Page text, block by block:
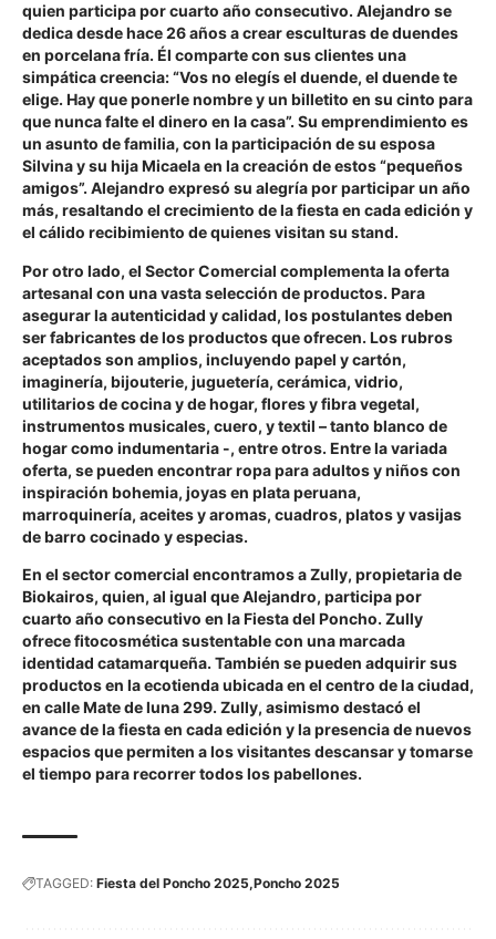
quien participa por cuarto año consecutivo. Alejandro se
dedica desde hace 26 años a crear esculturas de duendes
en porcelana fría. Él comparte con sus clientes una
simpática creencia: “Vos no elegís el duende, el duende te
elige. Hay que ponerle nombre y un billetito en su cinto para
que nunca falte el dinero en la casa”. Su emprendimiento es
un asunto de familia, con la participación de su esposa
Silvina y su hija Micaela en la creación de estos “pequeños
amigos”. Alejandro expresó su alegría por participar un año
más, resaltando el crecimiento de la fiesta en cada edición y
el cálido recibimiento de quienes visitan su stand.
Por otro lado, el Sector Comercial complementa la oferta
artesanal con una vasta selección de productos. Para
asegurar la autenticidad y calidad, los postulantes deben
ser fabricantes de los productos que ofrecen. Los rubros
aceptados son amplios, incluyendo papel y cartón,
imaginería, bijouterie, juguetería, cerámica, vidrio,
utilitarios de cocina y de hogar, flores y fibra vegetal,
instrumentos musicales, cuero, y textil – tanto blanco de
hogar como indumentaria -, entre otros. Entre la variada
oferta, se pueden encontrar ropa para adultos y niños con
inspiración bohemia, joyas en plata peruana,
marroquinería, aceites y aromas, cuadros, platos y vasijas
de barro cocinado y especias.
En el sector comercial encontramos a Zully, propietaria de
Biokairos, quien, al igual que Alejandro, participa por
cuarto año consecutivo en la Fiesta del Poncho. Zully
ofrece fitocosmética sustentable con una marcada
identidad catamarqueña. También se pueden adquirir sus
productos en la ecotienda ubicada en el centro de la ciudad,
en calle Mate de luna 299. Zully, asimismo destacó el
avance de la fiesta en cada edición y la presencia de nuevos
espacios que permiten a los visitantes descansar y tomarse
el tiempo para recorrer todos los pabellones.
TAGGED: Fiesta del Poncho 2025 Poncho 2025